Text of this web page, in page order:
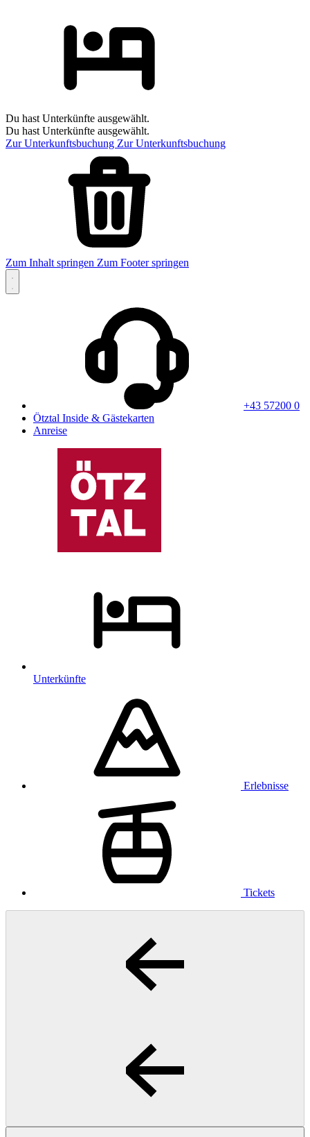
Du hast Unterkünfte ausgewählt.
Du hast Unterkünfte ausgewählt.
Zur Unterkunftsbuchung Zur Unterkunftsbuchung
Zum Inhalt springen Zum Footer springen
+43 57200 0
Ötztal Inside & Gästekarten
Anreise
Unterkünfte
Erlebnisse
Tickets